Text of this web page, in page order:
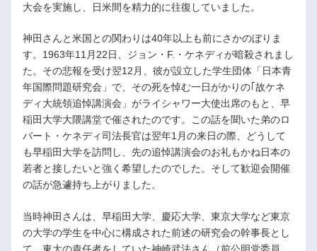
大会を実施し、日米間を精力的に往復していました。
神田さんと米国との関わりは40年以上も前にさかのぼりま
す。1963年11月22日、ジョン・F.・ケネディが暗殺されまし
た。その悲報を受け翌12月、彼が設立した学生団体「日本青
年国際問題研究会」で、その死を悼む一日がかりの｢故ケネ
ディ大統領追悼講演会」がライシャワー大使出席のもと、早
稲田大学大隈講堂で催されたのです。この話を聞いた弟のロ
バート・ケネディ司法長官は翌年1月の来日の際、どうして
も早稲田大学を訪問し、先の追悼講演会のお礼もかね日本の
若者と接したいと強く希望したのでした。そして歓迎会開催
の話が急遽持ち上がりました。
当時神田さんは、早稲田大学、慶応大学、東京大学など東京
の大学の学生を中心に構成された前述の研究会の幹事長とし
て、東大の責任者をしていた神崎武法さん（前公明党委員